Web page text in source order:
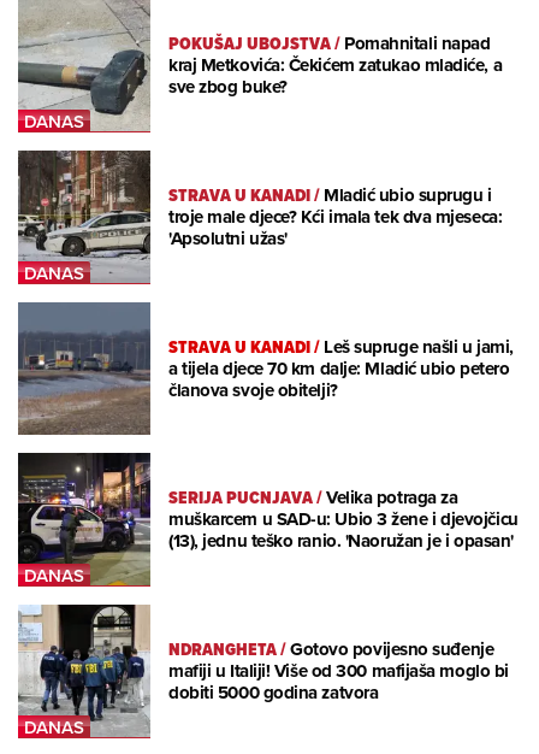
POKUŠAJ UBOJSTVA/Pomahnitali napad
kraj Metkovića: Čekićem zatukao mladiće, a
sve zbog buke?
STRAVA U KANADI/Mladić ubio suprugu i
troje male djece? Kći imala tek dva mjeseca:
'Apsolutni užas'
STRAVA U KANADI/Leš supruge našli u jami,
a tijela djece 70 km dalje: Mladić ubio petero
članova svoje obitelji?
SERIJA PUCNJAVA/Velika potraga za
muškarcem u SAD-u: Ubio 3 žene i djevojčicu
(13), jednu teško ranio. 'Naoružan je i opasan'
NDRANGHETA/Gotovo povijesno suđenje
mafiji u Italiji! Više od 300 mafijaša moglo bi
dobiti 5000 godina zatvora